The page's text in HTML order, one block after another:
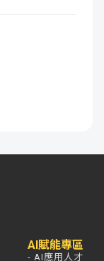
AI賦能專區
- AI應用人才